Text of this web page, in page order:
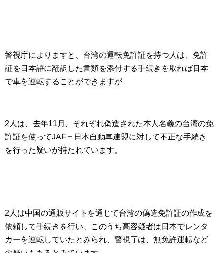
警視庁によりますと、台湾の運転免許証を持つ人は、免許
証を日本語に翻訳した書類を添付する手続きを取れば日本
で車を運転することができますが
2人は、去年11月、それぞれ偽造された本人名義の台湾の免
許証を使ってJAF＝日本自動車連盟に対して不正な手続き
を行った疑いが持たれています。
2人は中国の通販サイトを通じて台湾の偽造免許証の作成を
依頼して手続きを行い、このうち高容疑者は日本でレンタ
カーを運転していたとみられ、警視庁は、無免許運転など